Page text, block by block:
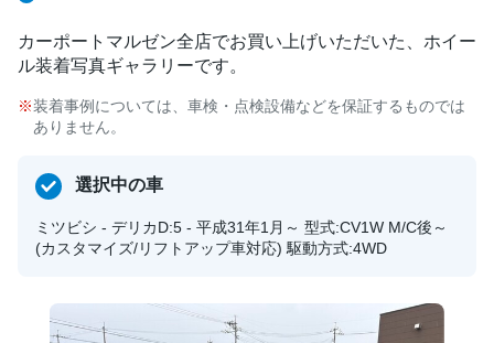
カーポートマルゼン全店でお買い上げいただいた、ホイー
ル装着写真ギャラリーです。
装着事例については、車検・点検設備などを保証するものでは
ありません。
選択中の車
ミツビシ - デリカD:5 - 平成31年1月～ 型式:CV1W M/C後～
(カスタマイズ/リフトアップ車対応) 駆動方式:4WD